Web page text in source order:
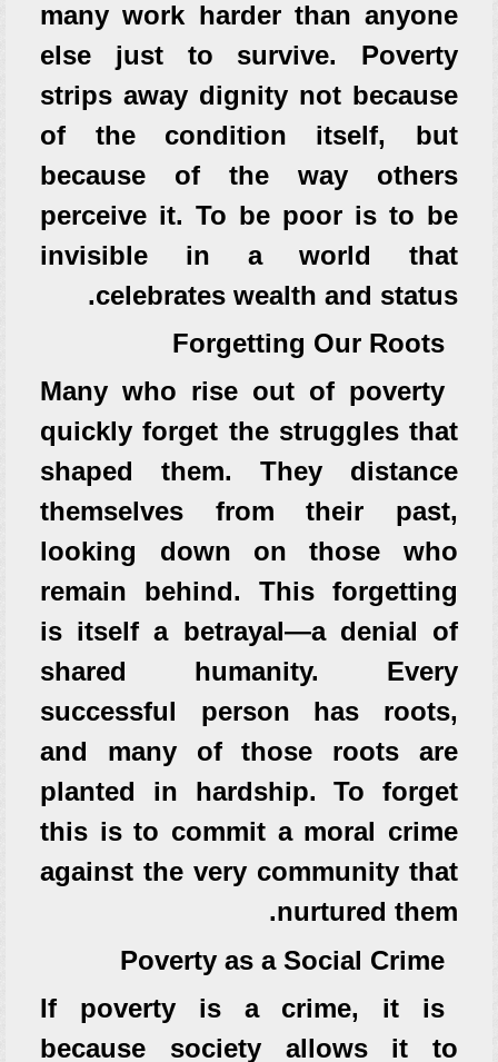
many work harder than anyone
else just to survive. Poverty
strips away dignity not because
of the condition itself, but
because of the way others
perceive it. To be poor is to be
invisible in a world that
celebrates wealth and status.
Forgetting Our Roots
Many who rise out of poverty
quickly forget the struggles that
shaped them. They distance
themselves from their past,
looking down on those who
remain behind. This forgetting
is itself a betrayal—a denial of
shared humanity. Every
successful person has roots,
and many of those roots are
planted in hardship. To forget
this is to commit a moral crime
against the very community that
nurtured them.
Poverty as a Social Crime
If poverty is a crime, it is
because society allows it to